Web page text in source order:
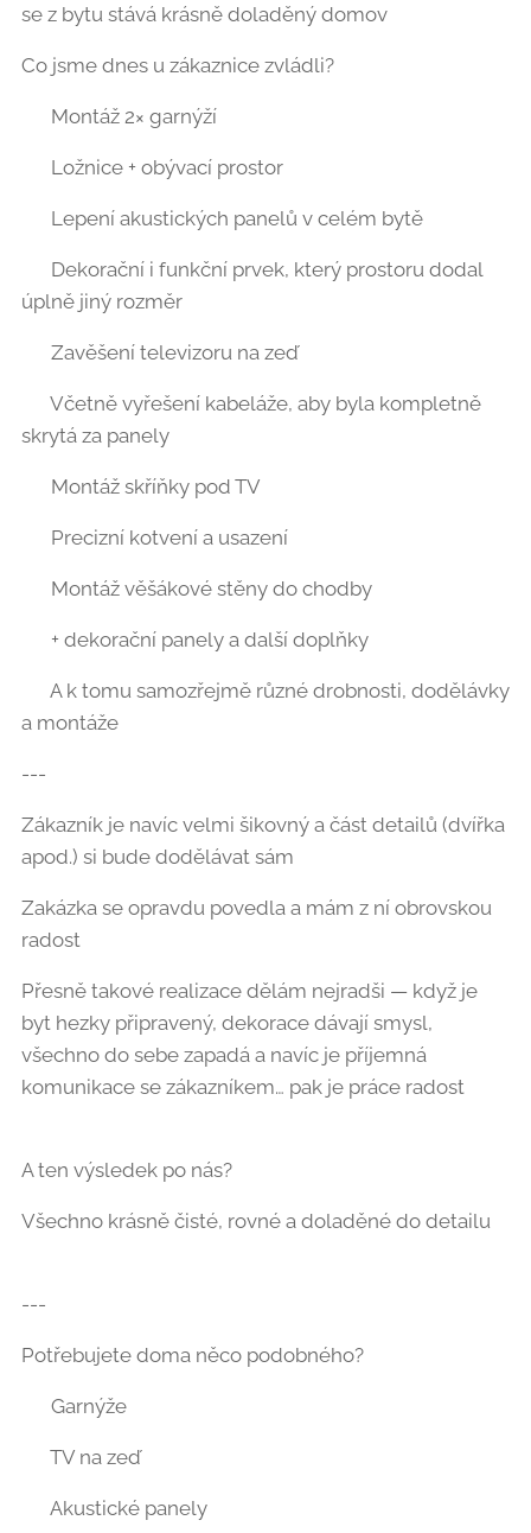
se z bytu stává krásně doladěný domov 🏠✨
Co jsme dnes u zákaznice zvládli? 👇
🪟 Montáž 2× garnýží
➡️ Ložnice + obývací prostor
🎵 Lepení akustických panelů v celém bytě
➡️ Dekorační i funkční prvek, který prostoru dodal
úplně jiný rozměr
📺 Zavěšení televizoru na zeď
➡️ Včetně vyřešení kabeláže, aby byla kompletně
skrytá za panely
🗄️ Montáž skříňky pod TV
➡️ Precizní kotvení a usazení
🧥 Montáž věšákové stěny do chodby
➡️ + dekorační panely a další doplňky
➕ A k tomu samozřejmě různé drobnosti, dodělávky
a montáže
---
Zákazník je navíc velmi šikovný a část detailů (dvířka
apod.) si bude dodělávat sám 👍
Zakázka se opravdu povedla a mám z ní obrovskou
radost 🙏
Přesně takové realizace dělám nejradši — když je
byt hezky připravený, dekorace dávají smysl,
všechno do sebe zapadá a navíc je příjemná
komunikace se zákazníkem… pak je práce radost 🔧
A ten výsledek po nás? 🔝
Všechno krásně čisté, rovné a doladěné do detailu
---
Potřebujete doma něco podobného? 🏠
✔️ Garnýže
✔️ TV na zeď
✔️ Akustické panely